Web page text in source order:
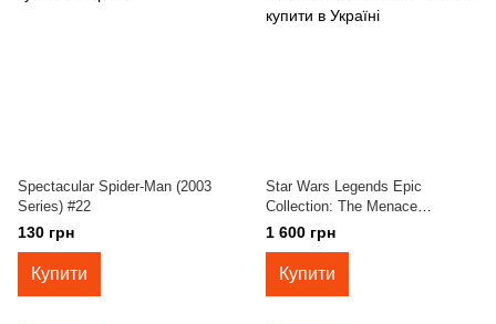
Spectacular Spider-Man (2003
Series) #22
130 грн
Купити
Star Wars Legends Epic
Collection: The Menace
Revealed Vol. 4 TPB
1 600 грн
Купити